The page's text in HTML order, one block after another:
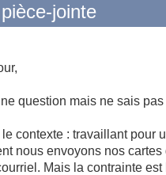
jointe
question mais ne sais
contexte : travaillant pour
nous envoyons nos
Mais la contrainte